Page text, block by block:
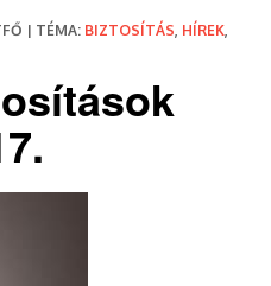
| TÉMA: BIZTOSÍTÁS, HÍREK,